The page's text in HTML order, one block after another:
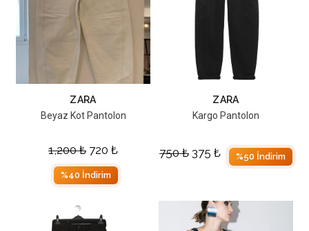
ZARA
Beyaz Kot Pantolon
1,200₺ 720 ₺
%40 İndirim
ZARA
Kargo Pantolon
750₺ 375 ₺ %50 İndirim